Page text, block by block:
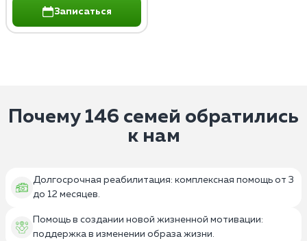
Записаться
Почему 146 семей обратились
к нам
Долгосрочная реабилитация: комплексная помощь от 3
до 12 месяцев.
Помощь в создании новой жизненной мотивации:
поддержка в изменении образа жизни.